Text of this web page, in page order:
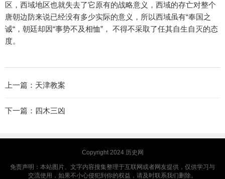
区，西域地区也就失去了它原有的战略意义，西域的存亡对整个
唐朝边防来说已经没有多少实际的意义，所以西域虽有“奉国之
诚“，朝廷却因“事势不及相恤”， 不得不采取了任其自生自灭的态
度。
上一篇： 天津教案
下一篇： 四木三凶
Copyright 2024 历史网
免责声明：本站图片、文字内容搜集整理于互联网或者网友提供，仅供学习与
交流使用，如果不小心侵犯到你的权益，请及时联系我们删除。